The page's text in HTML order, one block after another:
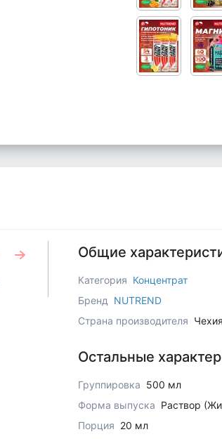
Общие
Категория Концентрат
Бренд
NUTREND
Страна производителя Чехия
Остальные
Группировка 500 мл
Форма выпуска Раствор
Порция 20 мл